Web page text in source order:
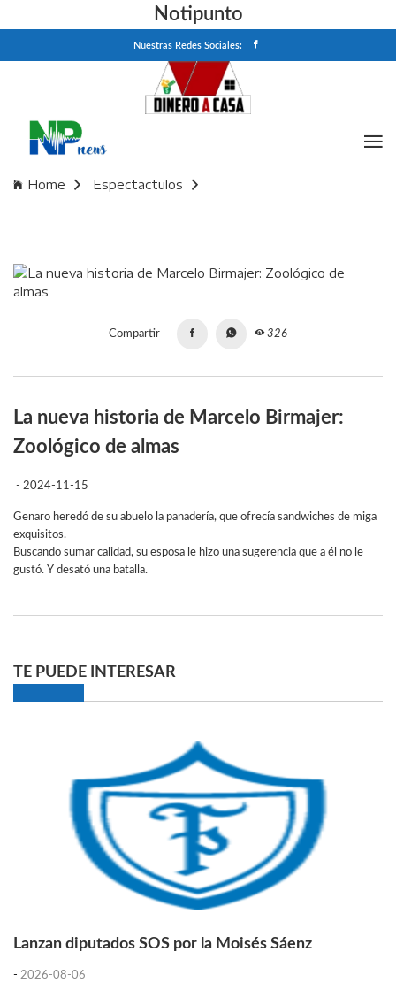
Notipunto
Nuestras Redes Sociales:
Home
Espectactulos
Compartir 326
La nueva historia de Marcelo Birmajer:
Zoológico de almas
- 2024-11-15
Genaro heredó de su abuelo la panadería, que ofrecía sandwiches de miga
exquisitos.
Buscando sumar calidad, su esposa le hizo una sugerencia que a él no le
gustó. Y desató una batalla.
TE PUEDE INTERESAR
Lanzan diputados SOS por la Moisés Sáenz
- 2026-08-06